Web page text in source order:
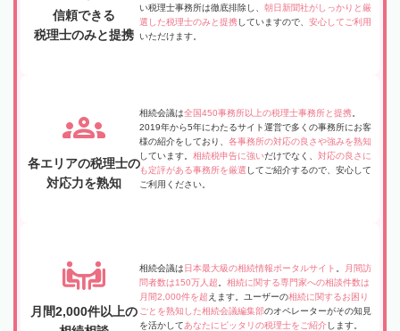
信頼できる
税理士のみと提携
い税理士事務所は徹底排除し、 朝日新聞社がしっかりと厳
選した税理士のみと提携していますので、 安心してご利用
いただけます。
各エリアの税理士の
対応力を熟知
相続会議は全国450事務所以上の税理士事務所と提携
2019年から5年にわたるサイト運営で多くの事務所にお客
様の紹介をしており、 各事務所の対応の良さや強みを熟知
しています。 相続税申告に強いだけでなく、 対応の良さに
も定評がある事務所を厳選 してご紹介するので、安心して
ご利用ください。
月間2,000件以上の
相続会議は 日本最大級の相続情報ポータルサイト
月間訪
問者数は150万人超
相続に関する専門家への相談件数は
月間2,000件を超 えます。ユーザーの相続に関するお困り
ごとを熟知した相続会議編集部のオペレーターがその知見
を活かしてあなたにピッタリの税理士をご紹介 します。